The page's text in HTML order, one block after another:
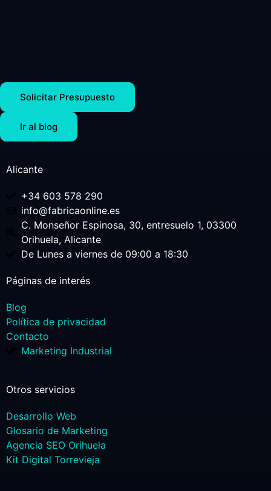
Solicitar Presupuesto
Ir al blog
Otros servicios
Desarrollo Web
Glosario de Marketing
Agencia SEO Orihuela
Kit Digital Torrevieja
Páginas de interés
Blog
Política de privacidad
Contacto
Marketing Industrial
Alicante
+34 603 578 290
info@fabricaonline.es
C. Monseñor Espinosa, 30, entresuelo 1, 03300
Orihuela, Alicante
De Lunes a viernes de 09:00 a 18:30